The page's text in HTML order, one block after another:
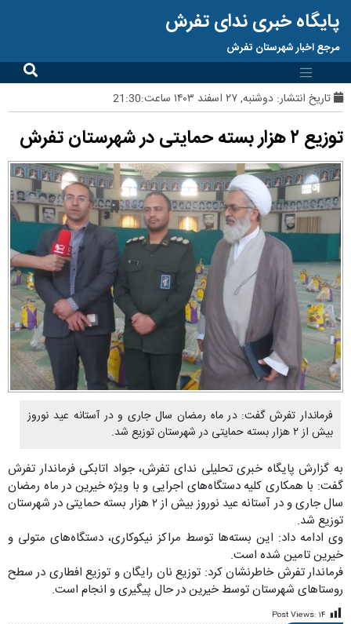
پایگاه خبری ندای تفرش
مرجع اخبار شهرستان تفرش
تاریخ انتشار: دوشنبه, ۲۷ اسفند ۱۴۰۳ ساعت:21:30
توزیع ۲ هزار بسته حمایتی در شهرستان تفرش
فرماندار تفرش گفت: در ماه رمضان سال جاری و در آستانه عید نوروز
بیش از ۲ هزار بسته حمایتی در شهرستان توزیع شد.
به گزارش پایگاه خبری تحلیلی ندای تفرش، جواد اتابکی فرماندار تفرش
گفت: با همکاری کلیه دستگاه‌های اجرایی و با ویژه خیرین در ماه رمضان
سال جاری و در آستانه عید نوروز بیش از ۲ هزار بسته حمایتی در شهرستان
توزیع شد.
وی ادامه داد: این بسته‌ها توسط مراکز نیکوکاری، دستگاه‌های متولی و
خیرین تامین شده است.
فرماندار تفرش خاطرنشان کرد: توزیع نان رایگان و توزیع افطاری در سطح
روستاهای شهرستان توسط خیرین در حال پیگیری و انجام است‌.
Post Views: ۱۴